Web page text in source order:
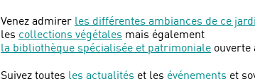
Venez admirer les différentes ambiances de ce
les collections végétales mais également
la bibliothèque spécialisée et patrimoniale ouverte
Suivez toutes les actualités et les événements et